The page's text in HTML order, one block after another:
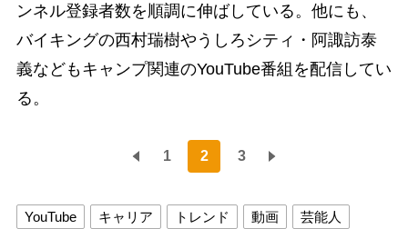
ンネル登録者数を順調に伸ばしている。他にも、
バイキングの西村瑞樹やうしろシティ・阿諏訪泰
義などもキャンプ関連のYouTube番組を配信してい
る。
1 2 3
YouTube キャリア トレンド 動画 芸能人